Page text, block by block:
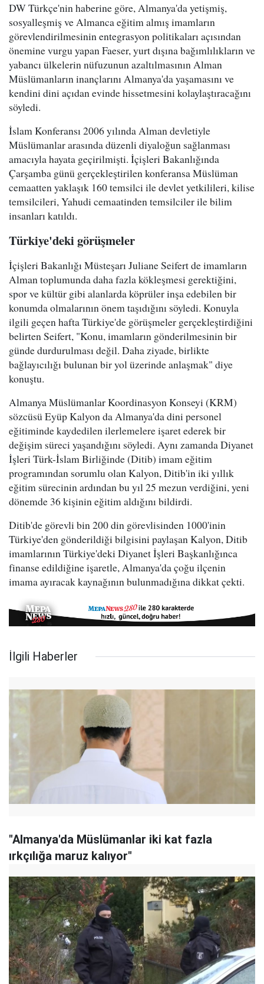
DW Türkçe'nin haberine göre, Almanya'da yetişmiş,
sosyalleşmiş ve Almanca eğitim almış imamların
görevlendirilmesinin entegrasyon politikaları açısından
önemine vurgu yapan Faeser, yurt dışına bağımlılıkların ve
yabancı ülkelerin nüfuzunun azaltılmasının Alman
Müslümanların inançlarını Almanya'da yaşamasını ve
kendini dini açıdan evinde hissetmesini kolaylaştıracağını
söyledi.
İslam Konferansı 2006 yılında Alman devletiyle
Müslümanlar arasında düzenli diyaloğun sağlanması
amacıyla hayata geçirilmişti. İçişleri Bakanlığında
Çarşamba günü gerçekleştirilen konferansa Müslüman
cemaatten yaklaşık 160 temsilci ile devlet yetkilileri, kilise
temsilcileri, Yahudi cemaatinden temsilciler ile bilim
insanları katıldı.
Türkiye'deki görüşmeler
İçişleri Bakanlığı Müsteşarı Juliane Seifert de imamların
Alman toplumunda daha fazla kökleşmesi gerektiğini,
spor ve kültür gibi alanlarda köprüler inşa edebilen bir
konumda olmalarının önem taşıdığını söyledi. Konuyla
ilgili geçen hafta Türkiye'de görüşmeler gerçekleştirdiğini
belirten Seifert, "Konu, imamların gönderilmesinin bir
günde durdurulması değil. Daha ziyade, birlikte
bağlayıcılığı bulunan bir yol üzerinde anlaşmak" diye
konuştu.
Almanya Müslümanlar Koordinasyon Konseyi (KRM)
sözcüsü Eyüp Kalyon da Almanya'da dini personel
eğitiminde kaydedilen ilerlemelere işaret ederek bir
değişim süreci yaşandığını söyledi. Aynı zamanda Diyanet
İşleri Türk-İslam Birliğinde (Ditib) imam eğitim
programından sorumlu olan Kalyon, Ditib'in iki yıllık
eğitim sürecinin ardından bu yıl 25 mezun verdiğini, yeni
dönemde 36 kişinin eğitim aldığını bildirdi.
Ditib'de görevli bin 200 din görevlisinden 1000'inin
Türkiye'den gönderildiği bilgisini paylaşan Kalyon, Ditib
imamlarının Türkiye'deki Diyanet İşleri Başkanlığınca
finanse edildiğine işaretle, Almanya'da çoğu ilçenin
imama ayıracak kaynağının bulunmadığına dikkat çekti.
İlgili Haberler
"Almanya'da Müslümanlar iki kat fazla
ırkçılığa maruz kalıyor"